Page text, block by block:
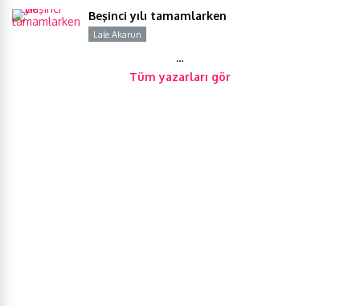
Beşinci yılı tamamlarken
Lale Akarun
…
Tüm yazarları gör